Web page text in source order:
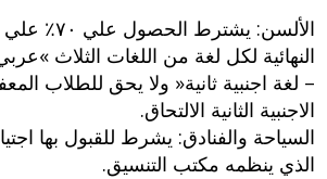
‬الألسن‮: ‬يشترط الحصول علي ‮٠٧‬٪‮ ‬علي
النهائية لكل لغة من اللغات الثلاث‮
– ‬لغة اجنبية ثانية‮« ‬ولا يحق للطلاب
الاجنبية الثانية الالتحاق‮.‬
السياحة والفنادق‮: ‬يشرط للقبول بها
الذي ينظمه مكتب التنسيق‮.